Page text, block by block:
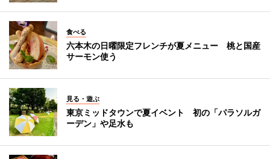
食べる
六本木の日曜限定フレンチが夏メニュー 桃と国産
サーモン使う
見る・遊ぶ
東京ミッドタウンで夏イベント 初の「パラソルガ
ーデン」や足水も